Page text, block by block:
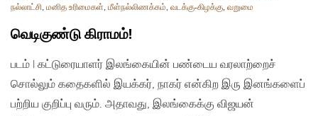
நல்லாட்சி, மனித உரிமைகள், மீள்நல்லிணக்கம், வடக்கு-கிழக்கு, வறுமை
வெடிகுண்டு கிராமம்!
படம் | கட்டுரையாளர் இலங்கையின் பண்டைய வரலாற்றைச்
சொல்லும் கதைகளில் இயக்கர், நாகர் என்கிற இரு இனங்களைப்
பற்றிய குறிப்பு வரும். அதாவது, இலங்கைக்கு விஜயன்